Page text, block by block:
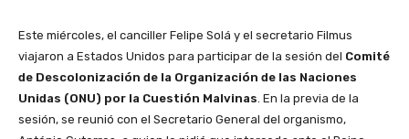
Este miércoles, el canciller Felipe Solá y el secretario Filmus
viajaron a Estados Unidos para participar de la sesión del Comité
de Descolonización de la Organización de las Naciones
Unidas (ONU) por la Cuestión Malvinas . En la previa de la
sesión, se reunió con el Secretario General del organismo,